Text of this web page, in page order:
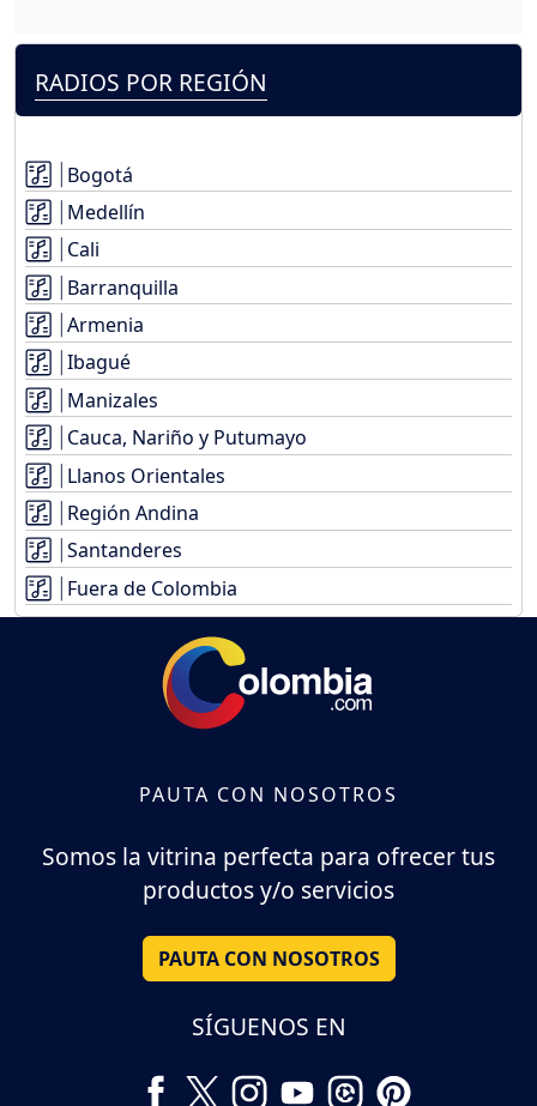
RADIOS POR REGIÓN
Bogotá
Medellín
Cali
Barranquilla
Armenia
Ibagué
Manizales
Cauca, Nariño y Putumayo
Llanos Orientales
Región Andina
Santanderes
Fuera de Colombia
PAUTA CON NOSOTROS
Somos la vitrina perfecta para ofrecer tus
productos y/o servicios
PAUTA CON NOSOTROS
SÍGUENOS EN